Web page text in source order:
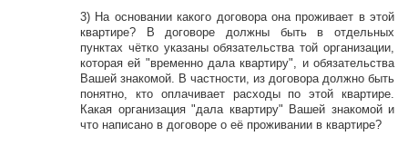
3) На основании какого договора она проживает в этой
квартире? В договоре должны быть в отдельных
пунктах чётко указаны обязательства той организации,
которая ей "временно дала квартиру", и обязательства
Вашей знакомой. В частности, из договора должно быть
понятно, кто оплачивает расходы по этой квартире.
Какая организация "дала квартиру" Вашей знакомой и
что написано в договоре о её проживании в квартире?